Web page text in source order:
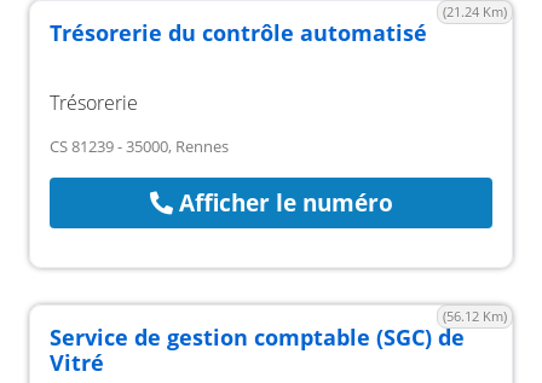
(21.24 Km)
Trésorerie du contrôle automatisé
Trésorerie
CS 81239 - 35000, Rennes
Afficher le numéro
(56.12 Km)
Service de gestion comptable (SGC) de
Vitré